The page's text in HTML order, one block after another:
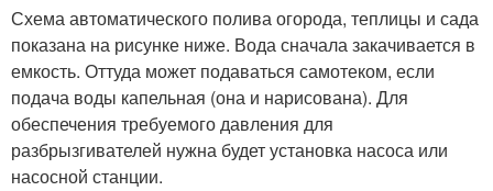
Схема автоматического полива огорода, теплицы и сада
показана на рисунке ниже. Вода сначала закачивается в
емкость. Оттуда может подаваться самотеком, если
подача воды капельная (она и нарисована). Для
обеспечения требуемого давления для
разбрызгивателей нужна будет установка насоса или
насосной станции.